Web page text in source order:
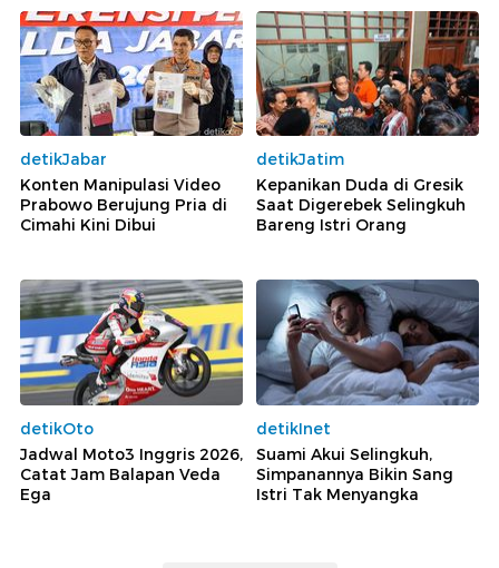
detikJabar
Konten Manipulasi Video
Prabowo Berujung Pria di
Cimahi Kini Dibui
detikJatim
Kepanikan Duda di Gresik
Saat Digerebek Selingkuh
Bareng Istri Orang
detikOto
Jadwal Moto3 Inggris 2026,
Catat Jam Balapan Veda
Ega
detikInet
Suami Akui Selingkuh,
Simpanannya Bikin Sang
Istri Tak Menyangka